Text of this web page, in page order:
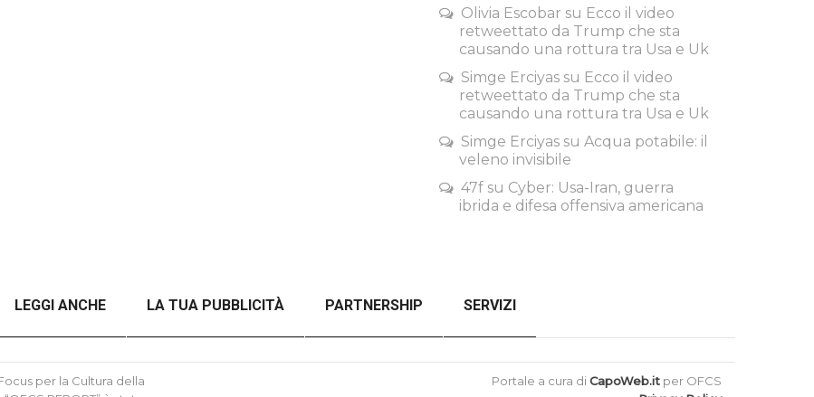
Olivia Escobar su Ecco il video
retweettato da Trump che sta
causando una rottura tra Usa e Uk
Simge Erciyas su Ecco il video
retweettato da Trump che sta
causando una rottura tra Usa e Uk
Simge Erciyas su Acqua potabile: il
veleno invisibile
47f su Cyber: Usa-Iran, guerra
ibrida e difesa offensiva americana
LEGGI ANCHE LA TUA PUBBLICITÀ PARTNERSHIP SERVIZI
TITOLO) ANALISI DEL CONFLITTO RUSSO-UCRAINO SENZA FILTRI CHECKOUT
per la Cultura della
Portale a cura diCapoWeb.it per OFCS